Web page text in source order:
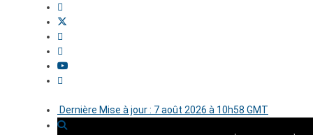
Dernière Mise à jour : 7 août 2026 à 10h58 GMT